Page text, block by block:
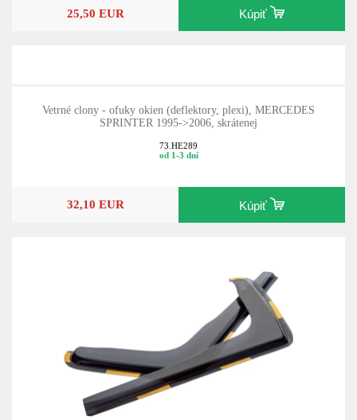
25,50 EUR Kúpiť
Vetrné clony - ofuky okien (deflektory, plexi), MERCEDES
SPRINTER 1995->2006, skrátenej
73.HE289
od 1-3 dní
32,10 EUR Kúpiť